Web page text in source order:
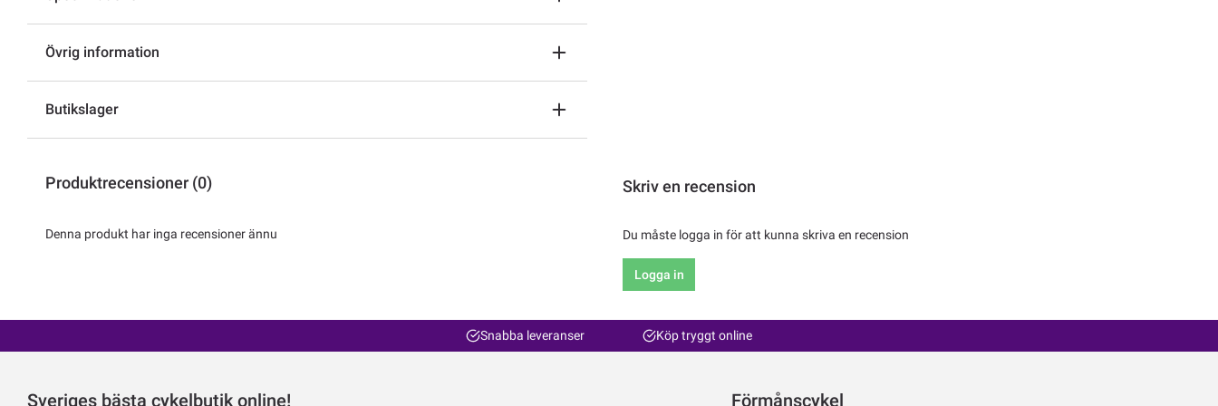
Övrig information
Butikslager
Produktrecensioner (0)
Denna produkt har inga recensioner ännu
Skriv en recension
Du måste logga in för att kunna skriva en recension
Logga in
Snabba leveranser Köp tryggt online
Sveriges bästa cykelbutik online! Förmånscykel